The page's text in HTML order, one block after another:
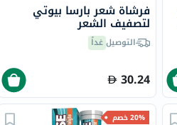
فرشاة شعر بارسا بيوتي
لتصفيف الشعر
التوصيلغداً
30.24
20% خصم